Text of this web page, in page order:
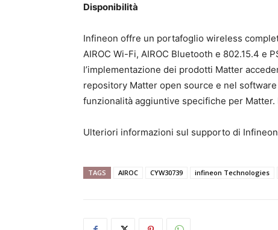
Disponibilità
Infineon offre un portafoglio wireless
AIROC Wi-Fi, AIROC Bluetooth e 802.15.4 e
l’implementazione dei prodotti Matter
repository Matter open source e nel
funzionalità aggiuntive specifiche per Matter.
Ulteriori informazioni sul supporto di
TAGS AIROC CYW30739 infineon Technologies